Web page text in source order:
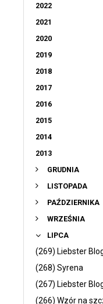
2022
2021
2020
2019
2018
2017
2016
2015
2014
2013
GRUDNIA
LISTOPADA
PAŹDZIERNIKA
WRZEŚNIA
LIPCA
(269) Liebster
(268) Syrena
(267) Liebster
(266) Wzór na